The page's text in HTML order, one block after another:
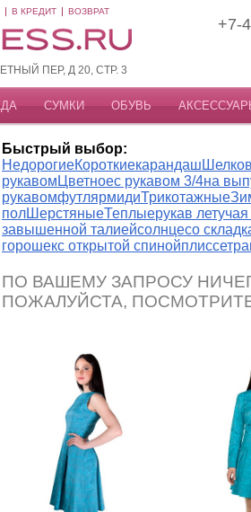
В КРЕДИТ ВОЗВРАТ
ПЕР, Д 20, СТР. 3
+7-
СУМКИ ОБУВЬ
Быстрый выбор:
НедорогиеКороткиекарандаш
рукавом Цветноес рукавом 3/4на
рукавомфутлярмидиТрикотажные
полШерстяныеТеплыерукав
завышенной талиейсолнцесо
горошекс открытой спинойплиссе
ПО ВАШЕМУ ЗАПРОСУ
ПОЖАЛУЙСТА,